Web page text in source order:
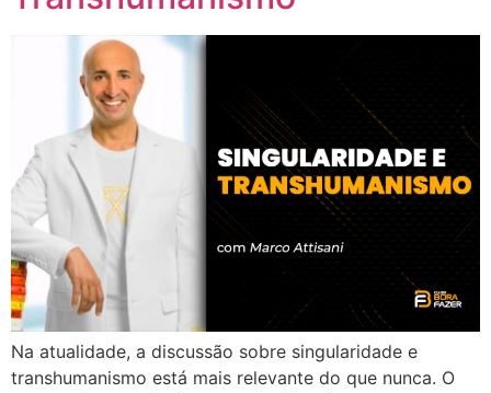
Na atualidade, a discussão sobre singularidade e
transhumanismo está mais relevante do que nunca. O